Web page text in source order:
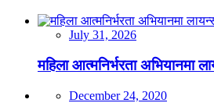
July 31, 2026
महिला आत्मनिर्भरता अभियानमा
December 24, 2020